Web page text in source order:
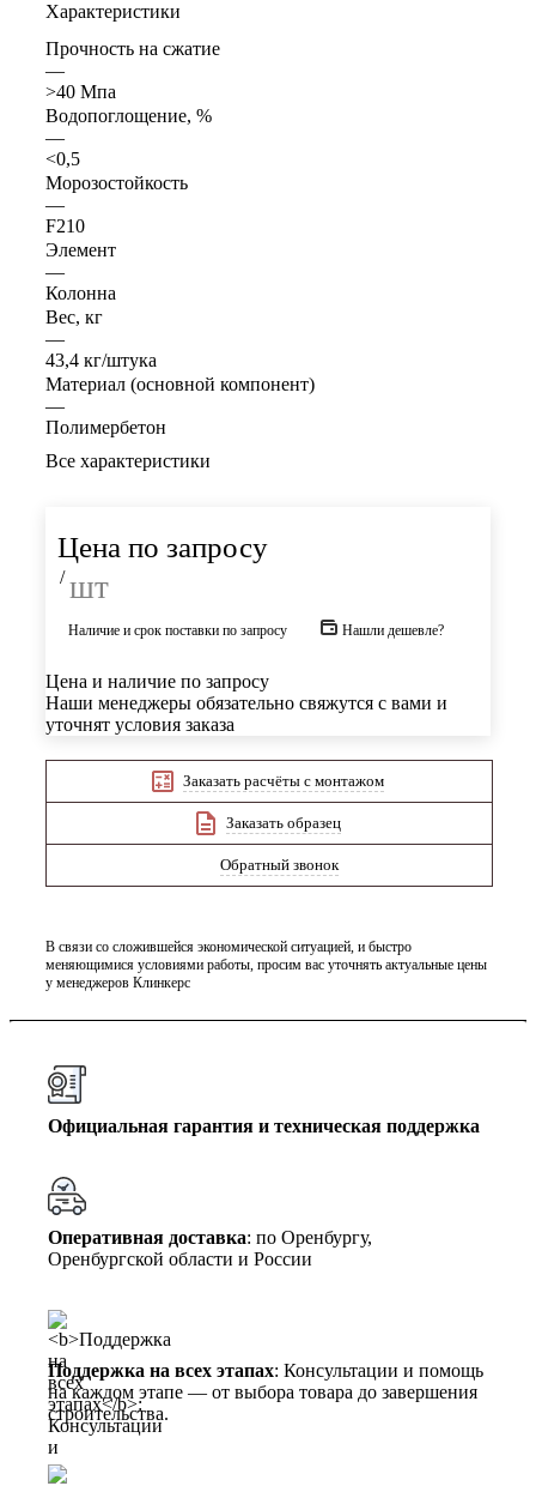
Характеристики
Прочность на сжатие
—
>40 Мпа
Водопоглощение, %
—
<0,5
Морозостойкость
—
F210
Элемент
—
Колонна
Вес, кг
—
43,4 кг/штука
Материал (основной компонент)
—
Полимербетон
Все характеристики
Цена по запросу
/ шт
Наличие и срок поставки по запросу Нашли дешевле?
Цена и наличие по запросу
Наши менеджеры обязательно свяжутся с вами и
уточнят условия заказа
Заказать расчёты с монтажом
Заказать образец
Обратный звонок
В связи со сложившейся экономической ситуацией, и быстро
меняющимися условиями работы, просим вас уточнять актуальные цены
у менеджеров Клинкерс
Официальная гарантия и техническая поддержка
Оперативная доставка: по Оренбургу,
Оренбургской области и России
Поддержка на всех этапах: Консультации и помощь
на каждом этапе — от выбора товара до завершения
строительства.